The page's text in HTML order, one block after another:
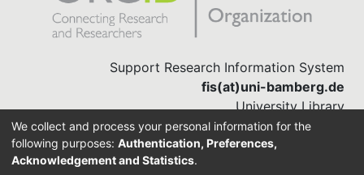
Support Research Information System
fis(at)uni-bamberg.de
University Library
(0951) 863-1568
We collect and process your personal information for the
following purposes: Authentication, Preferences,
Acknowledgement and Statistics.